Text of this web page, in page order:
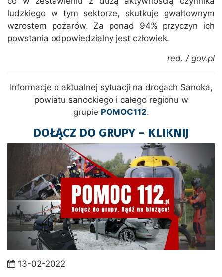
ludzkiego w tym sektorze, skutkuje gwałtownym
wzrostem pożarów. Za ponad 94% przyczyn ich
powstania odpowiedzialny jest człowiek.
red. / gov.pl
Informacje o aktualnej sytuacji na drogach Sanoka,
powiatu sanockiego i całego regionu w
grupie POMOC112.
DOŁĄCZ DO GRUPY – KLIKNIJ
13-02-2022